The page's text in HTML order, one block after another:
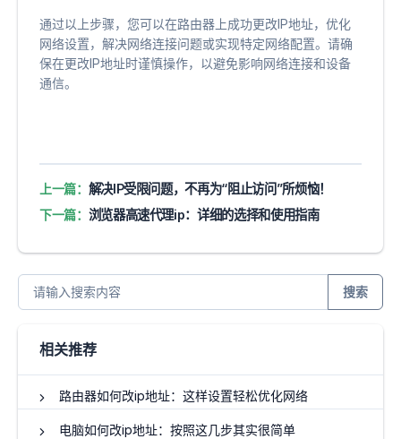
通过以上步骤，您可以在路由器上成功更改IP地址，优化
网络设置，解决网络连接问题或实现特定网络配置。请确
保在更改IP地址时谨慎操作，以避免影响网络连接和设备
通信。
上一篇： 解决IP受限问题，不再为“阻止访问”所烦恼！
下一篇： 浏览器高速代理ip：详细的选择和使用指南
搜索
相关推荐
路由器如何改ip地址：这样设置轻松优化网络
电脑如何改ip地址：按照这几步其实很简单